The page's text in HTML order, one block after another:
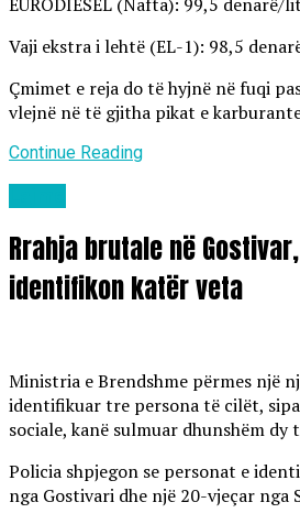
Vaji ekstra i lehtë (EL-1): 98,5
Çmimet e reja do të hyjnë në fuqi
vlejnë në të gjitha pikat e
Continue Reading
Rrahja brutale në
identifikon katër veta
Ministria e Brendshme përmes një
identifikuar tre persona të cilët,
sociale, kanë sulmuar dhunshëm dy
Policia shpjegon se personat e
nga Gostivari dhe një 20-vjeçar nga